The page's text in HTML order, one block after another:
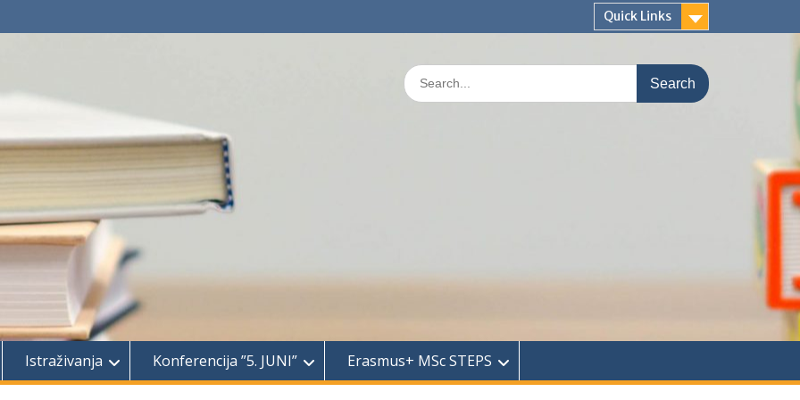
Quick Links
Search
for:
Istraživanja Konferencija ”5. JUNI” Erasmus+ MSc STEPS